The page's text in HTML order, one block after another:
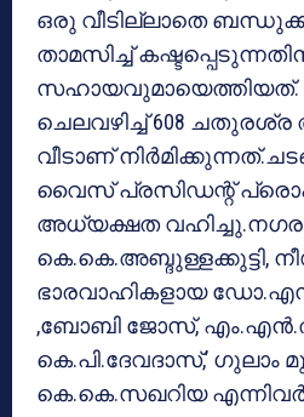
ഒരു വീടില്ലാതെ
താമസിച്ച്
ചെലവഴിച്ച് 608
വീടാണ്
വൈസ് പ്രസിഡന്റ്
അധ്യക്ഷത
കെ.കെ.അബ്ദുള്ളക്കുട്ടി,
ഭാരവാഹികളായ
,ബോബി ജോസ്,
കെ.പി.ദേവദാസ്,’ ഗുലാം
കെ.കെ.സഖറിയ